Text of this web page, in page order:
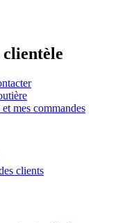
clientèle
mes commandes
clients